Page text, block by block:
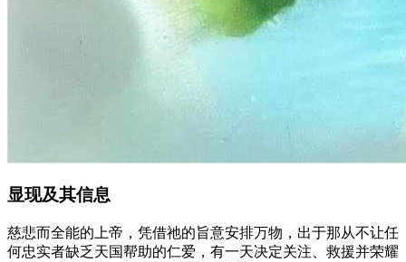
显现及其信息
慈悲而全能的上帝，凭借祂的旨意安排万物，出于那从不让任
何忠实者缺乏天国帮助的仁爱，有一天决定关注、救援并荣耀